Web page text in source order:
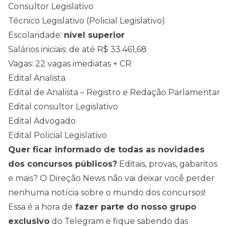
Consultor Legislativo
Técnico Legislativo (Policial Legislativo)
Escolaridade: nível superior
Salários iniciais: de até R$ 33.461,68
Vagas: 22 vagas imediatas + CR
Edital Analista
Edital de Analista – Registro e Redação Parlamentar
Edital consultor Legislativo
Edital Advogado
Edital Policial Legislativo
Quer ficar informado de todas as novidades
dos concursos públicos? Editais, provas, gabaritos
e mais? O Direção News não vai deixar você perder
nenhuma notícia sobre o mundo dos concursos!
Essa é a hora de fazer parte do nosso grupo
exclusivo do Telegram e fique sabendo das